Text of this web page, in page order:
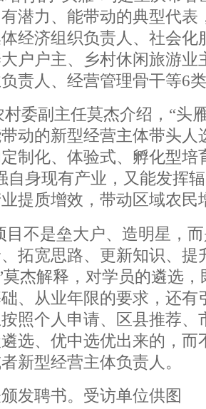
潜力、能带动的典型代表
经济组织负责人、社会化
户户主、乡村休闲旅游业
责人、经营管理骨干等6
委副主任莫杰介绍，“头
动的新型经营主体带头人
制化、体验式、孵化型培
自身现有产业，又能发挥
提质增效，带动区域农民
目不是垒大户、造明星，
拓宽思路、更新知识、提
莫杰解释，对学员的遴选
、从业年限的要求，还有
照个人申请、区县推荐、
选、优中选优出来的，而
新型经营主体负责人。
发聘书。受访单位供图